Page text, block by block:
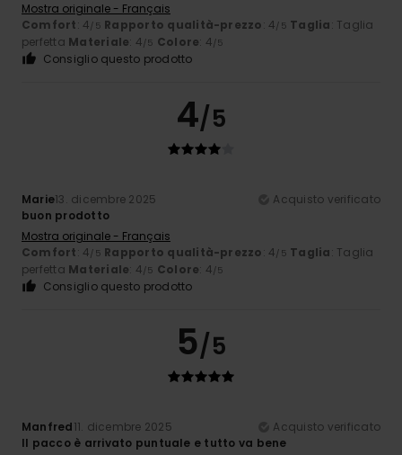
Mostra originale - Français
Comfort: 4/5 Rapporto qualità-prezzo: 4/5 Taglia: Taglia
perfetta Materiale: 4/5 Colore: 4/5
Consiglio questo prodotto
4/5
Marie13. dicembre 2025
Acquisto verificato
buon prodotto
Mostra originale - Français
Comfort: 4/5 Rapporto qualità-prezzo: 4/5 Taglia: Taglia
perfetta Materiale: 4/5 Colore: 4/5
Consiglio questo prodotto
5/5
Manfred11. dicembre 2025
Acquisto verificato
Il pacco è arrivato puntuale e tutto va bene